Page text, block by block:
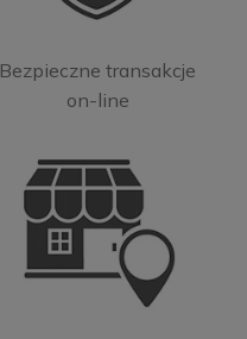
Bezpieczne transakcje
on-line